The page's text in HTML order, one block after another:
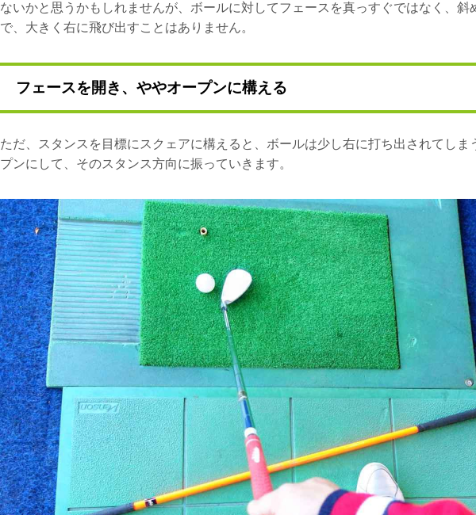
ないかと思うかもしれませんが、ボールに対してフェースを真っすぐではなく、斜
で、大きく右に飛び出すことはありません。
フェースを開き、ややオープンに構える
ただ、スタンスを目標にスクェアに構えると、ボールは少し右に打ち出されてしま
プンにして、そのスタンス方向に振っていきます。